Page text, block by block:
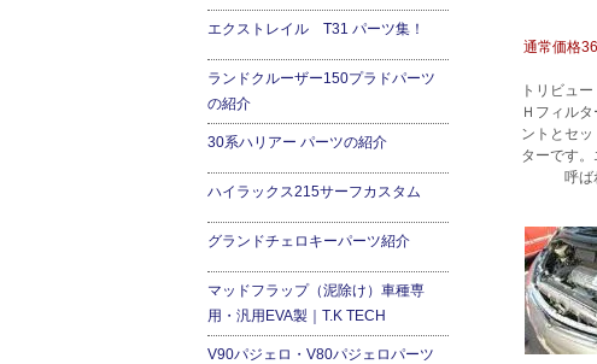
通常価格
トリビュ
Ｈフィル
ントとセ
ターです
呼ば
エクストレイル T31 パーツ集！
ランドクルーザー150プラドパーツ
の紹介
30系ハリアー パーツの紹介
ハイラックス215サーフカスタム
グランドチェロキーパーツ紹介
マッドフラップ（泥除け）車種専
用・汎用EVA製｜T.K TECH
V90パジェロ・V80パジェロパーツ